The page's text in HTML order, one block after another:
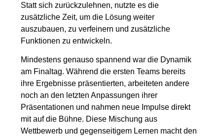
Statt sich zurückzulehnen, nutzte es die
zusätzliche Zeit, um die Lösung weiter
auszubauen, zu verfeinern und zusätzliche
Funktionen zu entwickeln.
Mindestens genauso spannend war die Dynamik
am Finaltag. Während die ersten Teams bereits
ihre Ergebnisse präsentierten, arbeiteten andere
noch an den letzten Anpassungen ihrer
Präsentationen und nahmen neue Impulse direkt
mit auf die Bühne. Diese Mischung aus
Wettbewerb und gegenseitigem Lernen macht den